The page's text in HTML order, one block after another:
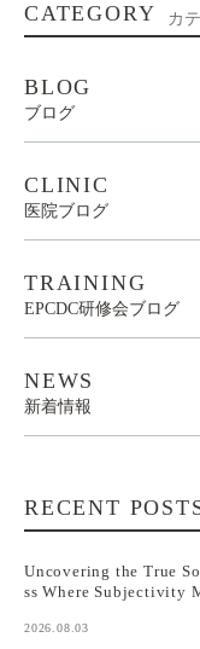
CATEGORY カ
BLOG
ブログ
CLINIC
医院ブログ
TRAINING
EPCDC研修会ブログ
NEWS
新着情報
RECENT
Uncovering the True
ss Where Subjectivity
2026.08.03